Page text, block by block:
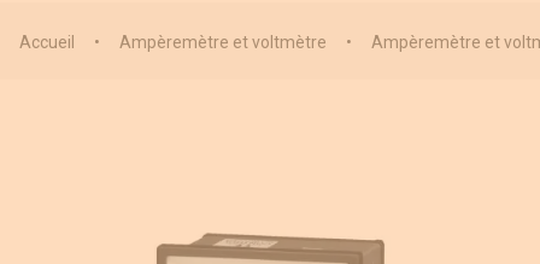
Accueil • Ampèremètre et voltmètre • Ampèremètre et